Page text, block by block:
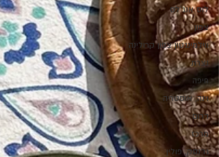
לוס אנג'לס
צפון
ווילמינגטון צפון קרולינה
נצרת
חיפה
וינה, אוסטריה
דרום
מרכז
גדנסק, פולין